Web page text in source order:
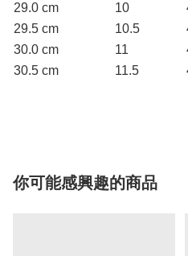
29.0 cm
10
29.5 cm
10.5
30.0 cm
11
30.5 cm
11.5
你可能感興趣的商品